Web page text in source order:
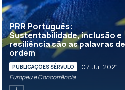
PRR Português:
Sustentabilidade, inclusão e
resiliência são as palavras de
ordem
PUBLICAÇÕES SÉRVULO 07 Jul 2021
Europeu e Concorrência